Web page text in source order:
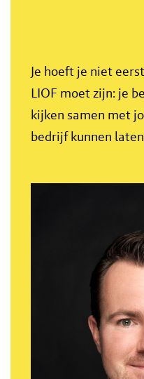
Je hoeft je niet
LIOF moet zijn: je
kijken samen met
bedrijf kunnen